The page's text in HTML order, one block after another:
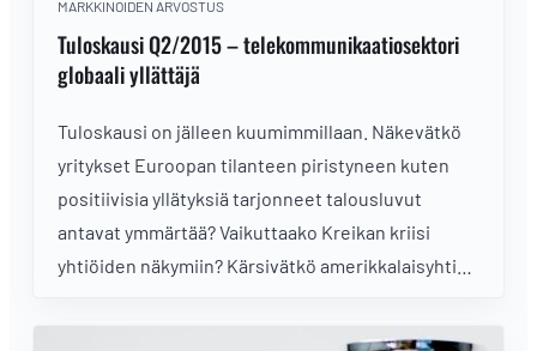
MARKKINOIDEN ARVOSTUS
Tuloskausi Q2/2015 – telekommunikaatiosektori
globaali yllättäjä
Tuloskausi on jälleen kuumimmillaan. Näkevätkö
yritykset Euroopan tilanteen piristyneen kuten
positiivisia yllätyksiä tarjonneet talousluvut
antavat ymmärtää? Vaikuttaako Kreikan kriisi
yhtiöiden näkymiin? Kärsivätkö amerikkalaisyhtiöt